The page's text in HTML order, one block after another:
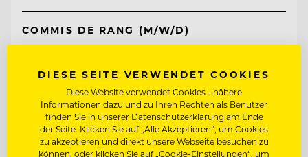
COMMIS DE RANG (M/W/D)
Entdecke alle Jobs
DIESE SEITE VERWENDET COOKIES
Diese Website verwendet Cookies - nähere
Informationen dazu und zu Ihren Rechten als Benutzer
finden Sie in unserer Datenschutzerklärung am Ende
der Seite. Klicken Sie auf „Alle Akzeptieren“, um Cookies
zu akzeptieren und direkt unsere Webseite besuchen zu
können, oder klicken Sie auf „Cookie-Einstellungen“, um